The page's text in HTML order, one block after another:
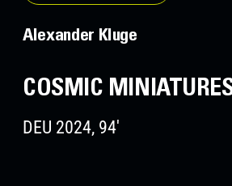
Alexander Kluge
COSMIC
DEU 2024, 94'